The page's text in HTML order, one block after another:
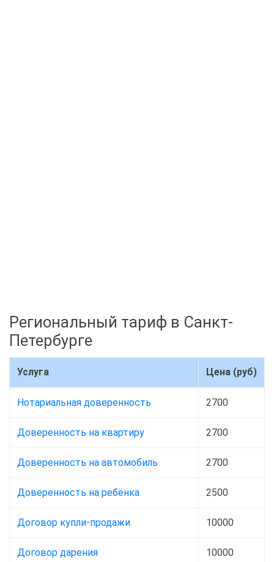
Региональный тариф в Санкт-
Петербурге
Услуга Цена (руб)
Нотариальная доверенность 2700
Доверенность на квартиру 2700
Доверенность на автомобиль 2700
Доверенность на ребёнка 2500
Договор купли-продажи 10000
Договор дарения 10000